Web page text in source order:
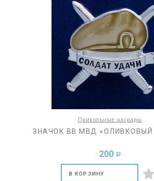
Прикольные награды
ЗНАЧОК ВВ МВД «ОЛИВКОВЫЙ
200 a
В КОРЗИНУ